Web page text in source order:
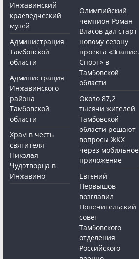
Инжавинский
краеведческий
музей
Администрация
Тамбовской
области
Администрация
Инжавинского
района
Тамбовской
области
Храм в честь
святителя
Николая
Чудотворца в
Инжавино
Олимпийский
чемпион Роман
Власов дал старт
новому сезону
проекта «Знание.
Спорт» в
Тамбовской
области
Около 87,2
тысячи жителей
Тамбовской
области решают
вопросы ЖКХ
через мобильное
приложение
Евгений
Первышов
возглавил
Попечительский
совет
Тамбовского
отделения
Российского